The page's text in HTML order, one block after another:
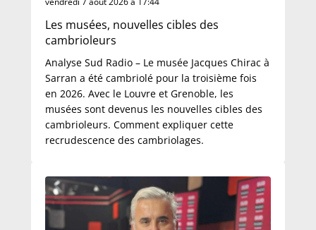
Les musées, nouvelles cibles des
cambrioleurs
Analyse Sud Radio – Le musée Jacques Chirac à
Sarran a été cambriolé pour la troisième fois
en 2026. Avec le Louvre et Grenoble, les
musées sont devenus les nouvelles cibles des
cambrioleurs. Comment expliquer cette
recrudescence des cambriolages.